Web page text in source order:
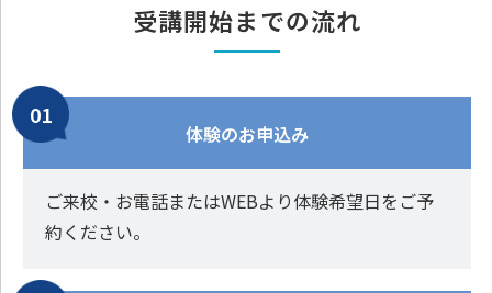
受講開始までの流れ
体験のお申込み
ご来校・お電話またはWEBより体験希望日をご予
約ください。